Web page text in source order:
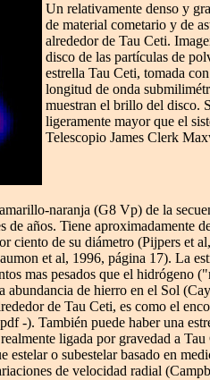
Un relativamente denso y
de material cometario y de
alrededor de Tau Ceti.
disco de las partículas de
estrella Tau Ceti, tomada
longitud de onda
muestran el brillo del disco.
ligeramente mayor que el
Telescopio James Clerk
naranja (G8 Vp) de la
de años. Tiene aproximadamente
ciento de su diámetro (Pijpers et
et al, 1996, página 17). La
mas pesados que el hidrógeno
abundancia de hierro en el Sol
de Tau Ceti, es como el
-). También puede haber una
ligada por gravedad a
estelar o subestelar basado en
de velocidad radial